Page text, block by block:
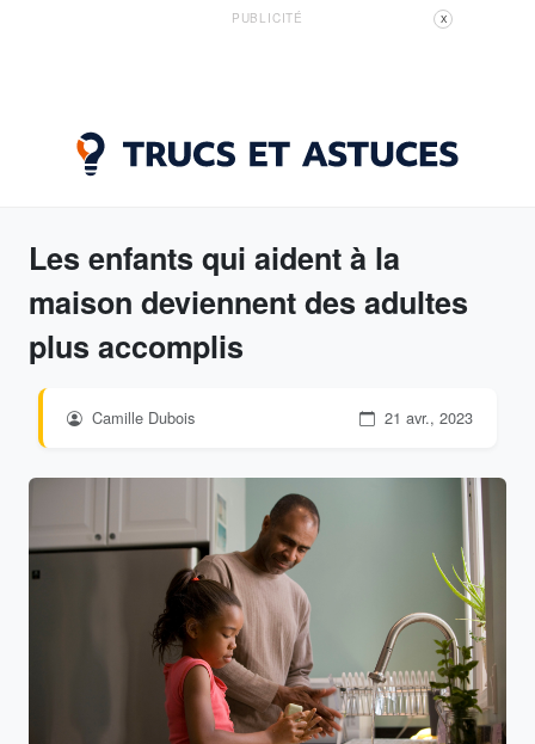
PUBLICITÉ X
Les enfants qui aident à la
maison deviennent des adultes
plus accomplis
Camille Dubois 21 avr., 2023